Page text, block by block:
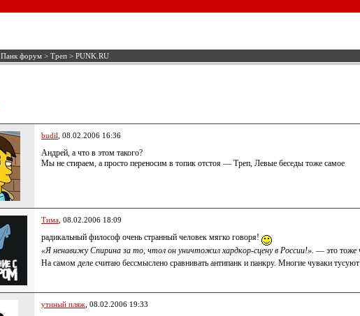
Панк форум > Треп > PUNK.RU
budil , 08.02.2006 16:36
Андрей, а что в этом такого?
Мы не стираем, а просто переносим в топик отстоя — Треп, Левые беседы тоже самое
Тима , 08.02.2006 18:09
радикальный философ очень странный человек мягко говоря!
«Я ненавижу Спирина за то, чтол он уничтожил хардкор-сцену в России!». — это тоже
На самом деле считаю бессмыслено сравнивать антипанк и панкру. Многие чуваки
утиный пляж , 08.02.2006 19:33